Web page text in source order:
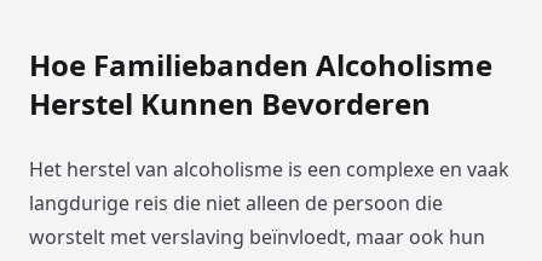
Hoe Familiebanden Alcoholisme
Herstel Kunnen Bevorderen
Het herstel van alcoholisme is een complexe en vaak
langdurige reis die niet alleen de persoon die
worstelt met verslaving beïnvloedt, maar ook hun